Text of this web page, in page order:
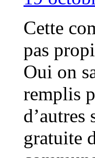
Cette
pas
Oui on
remplis
d’autres
gratuite